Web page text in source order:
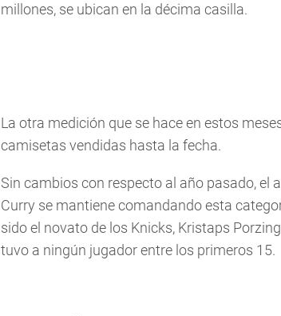
millones, se ubican en la décima casilla.
La otra medición que se hace en estos
camisetas vendidas hasta la fecha.
Sin cambios con respecto al año pasado, el
Curry se mantiene comandando esta
sido el novato de los Knicks, Kristaps
tuvo a ningún jugador entre los primeros 15.